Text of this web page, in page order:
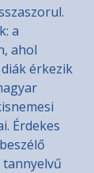
a
ahol
érkezik
Érdekes